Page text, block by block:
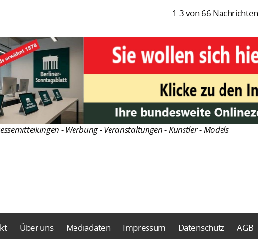
1-3 von 66 Nachrichten
- Werbung - Veranstaltungen - Künstler - Models
Über uns Mediadaten Impressum Datenschutz AGB